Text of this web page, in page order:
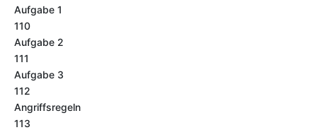
Aufgabe 1
110
Aufgabe 2
111
Aufgabe 3
112
Angriffsregeln
113